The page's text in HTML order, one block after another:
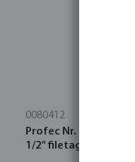
0080412
Profec Nr. 23
1/2" filetage mâle